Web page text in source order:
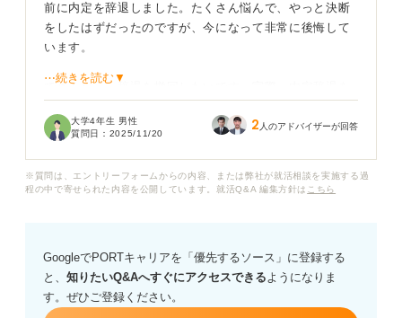
前に内定を辞退しました。たくさん悩んで、やっと決断
をしたはずだったのですが、今になって非常に後悔して
います。
できるなら、辞退を撤回したいです。実際、内定辞退を
あれば、辞退してしまった企業に入社したいと考えてい
辞退の取り消しが認められるのであれば、どのような手
⋯続きを読む▼
大学4年生 男性
質問日： 2025/11/20 2 人のアドバイザーが回答
※質問は、エントリーフォームからの内容、または弊社が就活相談を実施する過
程の中で寄せられた内容を公開しています。就活Q&A 編集方針は こちら
GoogleでPORTキャリアを「優先するソース」に登録する
と、 知りたいQ&Aへすぐにアクセスできるようになりま
す。ぜひご登録ください。